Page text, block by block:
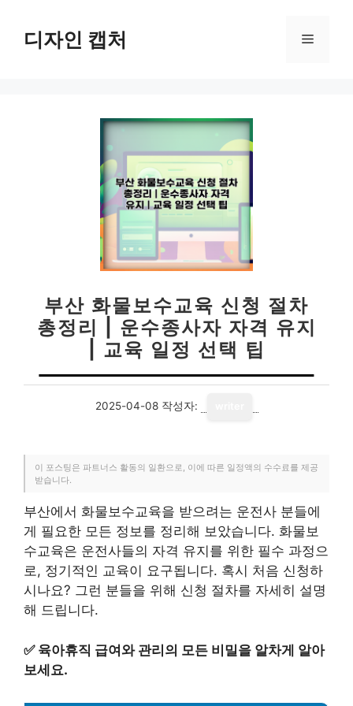
디자인 캡처 메
부산 화물보수교육 신청 절차
총정리 | 운수종사자 자격 유지
| 교육 일정 선택 팁
2025-04-08 작성자:
이 포스팅은 파트너스 활동의 일환으로, 이에 따른 일정액의 수수료를 제공
받습니다.
부산에서 화물보수교육을 받으려는 운전사 분들에
게 필요한 모든 정보를 정리해 보았습니다. 화물보
수교육은 운전사들의 자격 유지를 위한 필수 과정으
로, 정기적인 교육이 요구됩니다. 혹시 처음 신청하
시나요? 그런 분들을 위해 신청 절차를 자세히 설명
해 드립니다.
✅ 육아휴직 급여와 관리의 모든 비밀을 알차게 알아
보세요.